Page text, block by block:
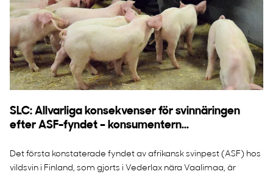
SLC: Allvarliga konsekvenser för svinnäringen
efter ASF-fyndet – konsumentern...
Det första konstaterade fyndet av afrikansk svinpest (ASF) hos
vildsvin i Finland, som gjorts i Vederlax nära Vaalimaa, är